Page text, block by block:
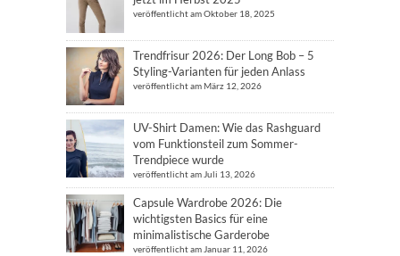
veröffentlicht am Oktober 18, 2025
Trendfrisur 2026: Der Long Bob – 5
Styling-Varianten für jeden Anlass
veröffentlicht am März 12, 2026
UV-Shirt Damen: Wie das Rashguard
vom Funktionsteil zum Sommer-
Trendpiece wurde
veröffentlicht am Juli 13, 2026
Capsule Wardrobe 2026: Die
wichtigsten Basics für eine
minimalistische Garderobe
veröffentlicht am Januar 11, 2026